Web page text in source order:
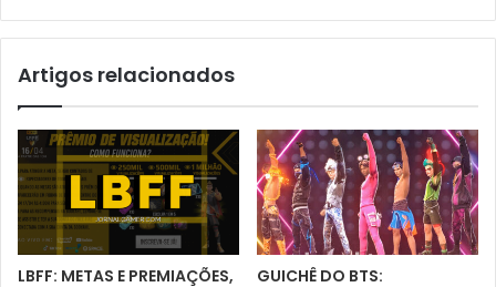
Artigos relacionados
LBFF: METAS E PREMIAÇÕES,
GUICHÊ DO BTS: